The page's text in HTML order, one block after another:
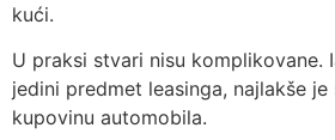
kući.
U praksi stvari nisu komplikovane.
jedini predmet leasinga, najlakše
kupovinu automobila.